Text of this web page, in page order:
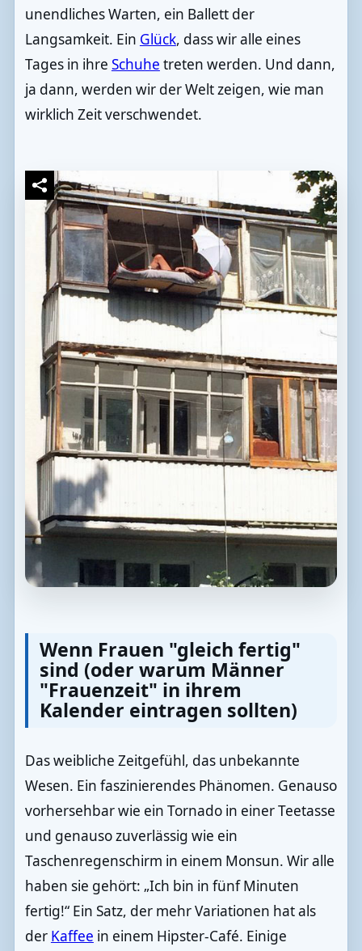
unendliches Warten, ein Ballett der
Langsamkeit. Ein Glück, dass wir alle eines
Tages in ihre Schuhe treten werden. Und dann,
ja dann, werden wir der Welt zeigen, wie man
wirklich Zeit verschwendet.
Wenn Frauen "gleich fertig"
sind (oder warum Männer
"Frauenzeit" in ihrem
Kalender eintragen sollten)
Das weibliche Zeitgefühl, das unbekannte
Wesen. Ein faszinierendes Phänomen. Genauso
vorhersehbar wie ein Tornado in einer Teetasse
und genauso zuverlässig wie ein
Taschenregenschirm in einem Monsun. Wir alle
haben sie gehört: „Ich bin in fünf Minuten
fertig!“ Ein Satz, der mehr Variationen hat als
der Kaffee in einem Hipster-Café. Einige